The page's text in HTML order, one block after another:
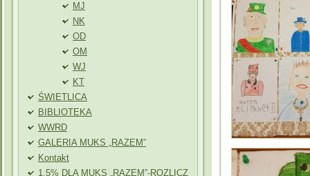
MJ
NK
OD
OM
WJ
KT
ŚWIETLICA
BIBLIOTEKA
WWRD
GALERIA MUKS „RAZEM”
Kontakt
1,5% DLA MUKS „RAZEM”-ROZLICZ